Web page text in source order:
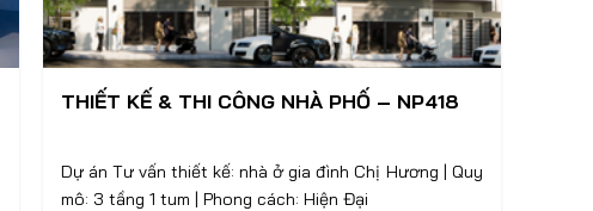
THIẾT KẾ & THI CÔNG NHÀ PHỐ – NP418
Dự án Tư vấn thiết kế: nhà ở gia đình Chị Hương | Quy
mô: 3 tầng 1 tum | Phong cách: Hiện Đại